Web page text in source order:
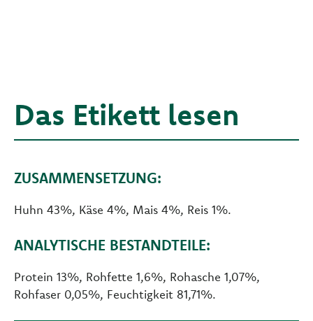
Das Etikett lesen
ZUSAMMENSETZUNG:
Huhn 43%, Käse 4%, Mais 4%, Reis 1%.
ANALYTISCHE BESTANDTEILE:
Protein 13%, Rohfette 1,6%, Rohasche 1,07%,
Rohfaser 0,05%, Feuchtigkeit 81,71%.